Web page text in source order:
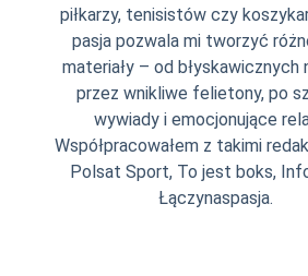
piłkarzy, tenisistów czy
pasja pozwala mi tworzyć
materiały – od błyskawicznych
przez wnikliwe felietony, po
wywiady i emocjonujące
Współpracowałem z takimi
Polsat Sport, To jest boks,
Łączynaspasja.